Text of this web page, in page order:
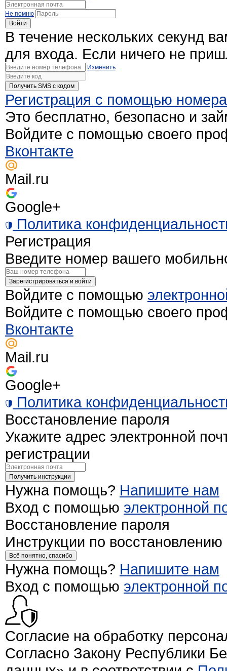
Не помню
Войти
В течение нескольких секунд
для входа. Если ничего не
Изменить
Получить SMS c кодом
Регистрация с помощью
Это бесплатно, безопасно и
Войдите с помощью своего
Вконтакте
Mail.ru
Google+
Политика
Регистрация
Введите номер вашего
Зарегистрироваться и войти
Войдите с помощью
Войдите с помощью своего
Вконтакте
Mail.ru
Google+
Политика
Восстановление пароля
Укажите адрес электронной
регистрации
Получить инструкции
Нужна помощь? Напишите нам
Вход с помощью электронной
Восстановление пароля
Инструкции по
Всё понятно, спасибо
Нужна помощь? Напишите нам
Вход с помощью электронной
Согласие на обработку
Согласно Закону Республики